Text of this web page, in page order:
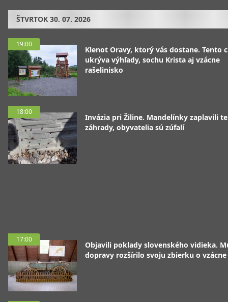
ŠTVRTOK 30. 07. 2026
19:00
Klenot Oravy, ktorý vás dostane. Tento
ukrýva výhľady, sochu Krista aj vzácne
rašelinisko
18:00
Invázia pri Žiline. Mandelínky zaplavili
záhrady, obyvatelia sú zúfalí
17:00
Objavili poklady slovenského vidieka.
dopravy rozšírilo svoju zbierku o